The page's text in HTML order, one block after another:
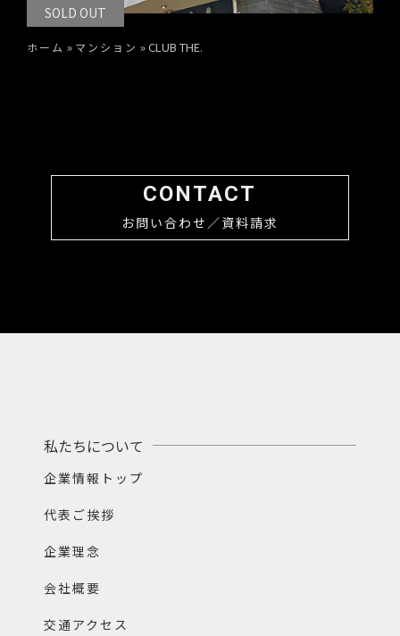
SOLD OUT
ホーム » マンション »CLUB THE.
CONTACT
お問い合わせ／資料請求
私たちについて
企業情報トップ
代表ご挨拶
企業理念
会社概要
交通アクセス